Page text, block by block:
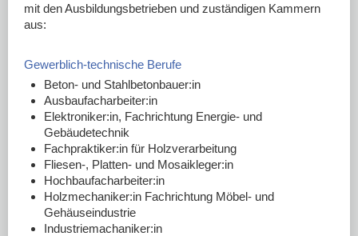
ORGANISATION
LINKS
mit den Ausbildungsbetrieben und zuständigen Kammern
aus:
Gewerblich-technische Berufe
Beton- und Stahlbetonbauer:in
Ausbaufacharbeiter:in
Elektroniker:in, Fachrichtung Energie- und
Gebäudetechnik
Fachpraktiker:in für Holzverarbeitung
Fliesen-, Platten- und Mosaikleger:in
Hochbaufacharbeiter:in
Holzmechaniker:in Fachrichtung Möbel- und
Gehäuseindustrie
Industriemachaniker:in